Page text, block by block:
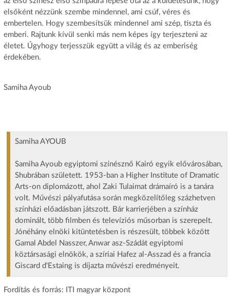
elsőként nézzünk szembe mindennel, ami csúf, véres és
embertelen. Hogy szembesítsük mindennel ami szép, tiszta és
emberi. Rajtunk kívül senki más nem képes így terjeszteni az
életet. Úgyhogy terjesszük együtt a világ és az emberiség
érdekében.
Samiha Ayoub
Samiha AYOUB
Samiha Ayoub egyiptomi színésznő Kairó egyik elővárosában,
Shubrában született. 1953-ban a Higher Institute of Dramatic
Arts-on diplomázott, ahol Zaki Tulaimat drámaíró is a tanára
volt. Művészi pályafutása során megközelítőleg százhetven
színházi előadásban játszott. Bár karrierjében a színház
dominált, több filmben és televíziós műsorban is szerepelt.
Jónéhány elnöki kitüntetésben is részesült, többek között
Gamal Abdel Nasszer, Anwar asz-Szádát egyiptomi
köztársasági elnökök, a szíriai Hafez al-Asszad és a francia
Giscard d'Estaing is díjazta művészi eredményeit.
Fordítás és forrás: ITI magyar központ